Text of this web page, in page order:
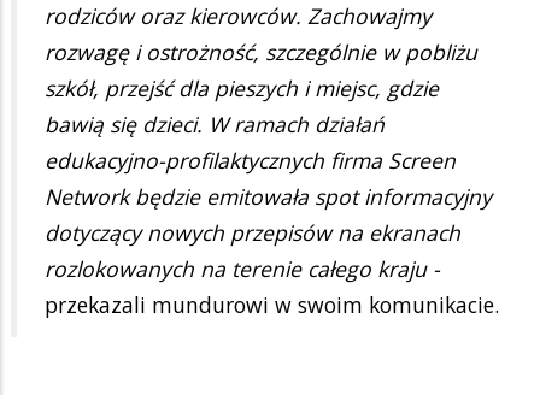
rodziców oraz kierowców. Zachowajmy
rozwagę i ostrożność, szczególnie w pobliżu
szkół, przejść dla pieszych i miejsc, gdzie
bawią się dzieci. W ramach działań
edukacyjno-profilaktycznych firma Screen
Network będzie emitowała spot informacyjny
dotyczący nowych przepisów na ekranach
rozlokowanych na terenie całego kraju -
przekazali mundurowi w swoim komunikacie.